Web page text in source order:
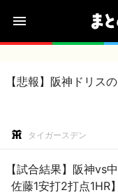
【悲報】阪神ドリス
タイガースデン
【試合結果】阪神
佐藤1安打2打点1HR】